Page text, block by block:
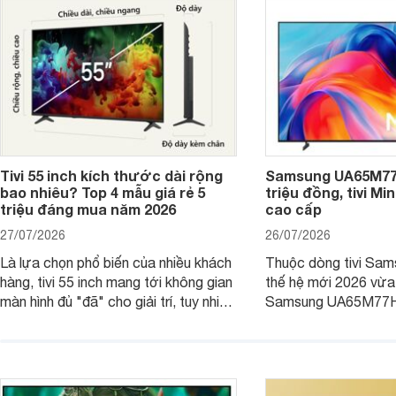
Tivi 55 inch kích thước dài rộng
bao nhiêu? Top 4 mẫu giá rẻ 5
triệu đáng mua năm 2026
27/07/2026
Là lựa chọn phổ biến của nhiều khách
hàng, tivi 55 inch mang tới không gian
màn hình đủ "đã" cho giải trí, tuy nhiên
dùng cho phòng bao nhiêu m2?
Samsung
triệu đồng, tivi
cao cấp
26/07/2026
Thuộc dòng tivi
thế hệ mới 2026
Samsung